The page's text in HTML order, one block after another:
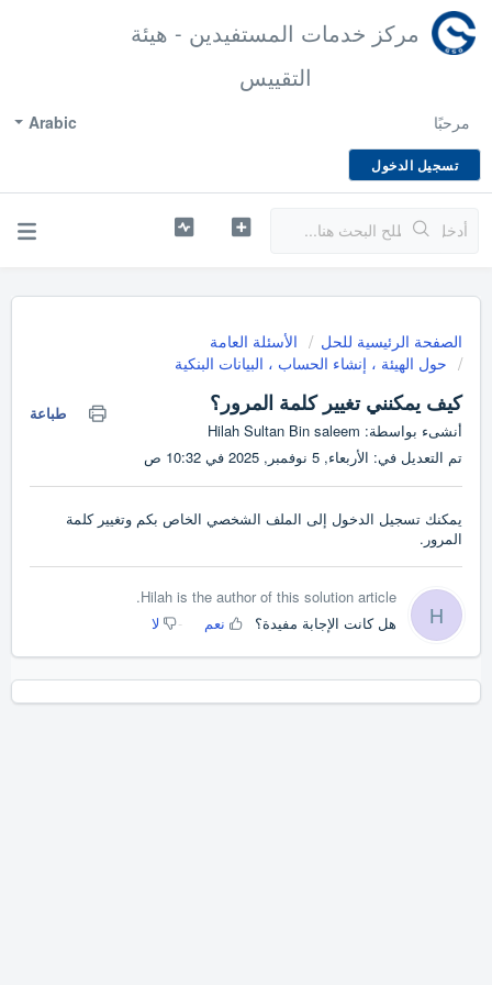
مركز خدمات المستفيدين - هيئة
التقييس
Arabic مرحبًا
تسجيل الدخول
الصفحة الرئيسية للحل
الأسئلة العامة
حول الهيئة ، إنشاء الحساب ، البيانات البنكية
كيف يمكنني تغيير كلمة المرور؟
طباعة
أنشىء بواسطة: Hilah Sultan Bin saleem
تم التعديل في: الأربعاء, 5 نوفمبر, 2025 في 10:32 ص
يمكنك تسجيل الدخول إلى الملف الشخصي الخاص بكم وتغيير كلمة
المرور.
H
Hilah is the author of this solution article.
هل كانت الإجابة مفيدة؟
نعم لا